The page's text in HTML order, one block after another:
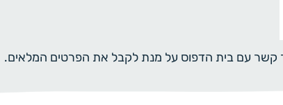
קשר עם בית הדפוס על מנת לקבל את הפרטים המלאים.